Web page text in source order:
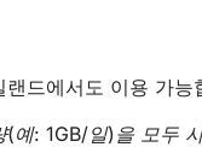
드에서도 이용 가능
예: 1GB/일)을 모두